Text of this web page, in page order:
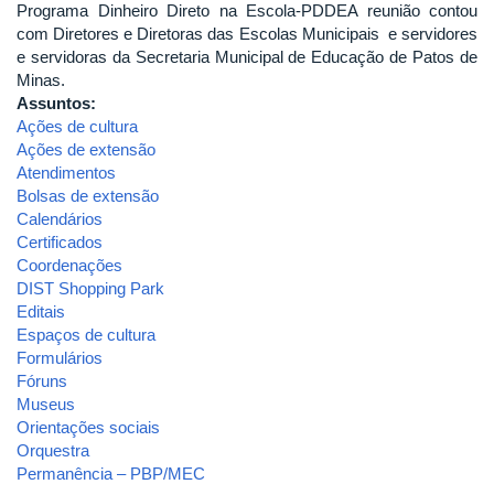
Programa Dinheiro Direto na Escola-PDDEA reunião contou
com Diretores e Diretoras das Escolas Municipais e servidores
e servidoras da Secretaria Municipal de Educação de Patos de
Minas.
Assuntos:
Ações de cultura
Ações de extensão
Atendimentos
Bolsas de extensão
Calendários
Certificados
Coordenações
DIST Shopping Park
Editais
Espaços de cultura
Formulários
Fóruns
Museus
Orientações sociais
Orquestra
Permanência – PBP/MEC